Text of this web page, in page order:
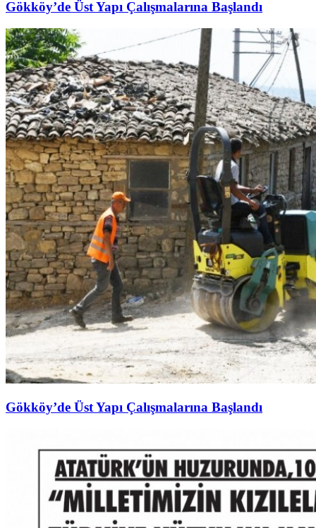
Gökköy’de Üst Yapı Çalışmalarına Başlandı
Gökköy’de Üst Yapı Çalışmalarına Başlandı